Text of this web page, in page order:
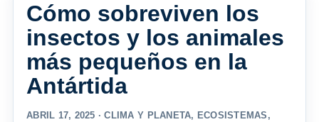
Cómo sobreviven los
insectos y los animales
más pequeños en la
Antártida
ABRIL 17, 2025 ·CLIMA Y PLANETA, ECOSISTEMAS ,